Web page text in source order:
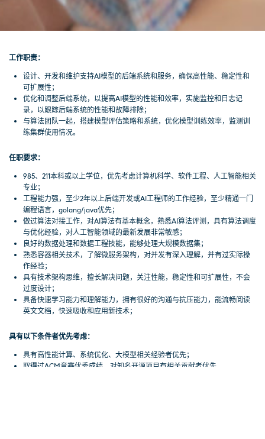
工作职责：
设计、开发和维护支持AI模型的后端系统和服务，确保高性能、稳定性和
可扩展性；
优化和调整后端系统，以提高AI模型的性能和效率，实施监控和日志记
录，以跟踪后端系统的性能和故障排除；
与算法团队一起，搭建模型评估策略和系统，优化模型训练效率，监测训
练集群使用情况。
任职要求：
985、211本科或以上学位，优先考虑计算机科学、软件工程、人工智能相关
专业；
工程能力强，至少2年以上后端开发或AI工程师的工作经验，至少精通一门
编程语言，golang/java优先；
做过算法对接工作，对AI算法有基本概念，熟悉AI算法评测，具有算法调度
与优化经验，对人工智能领域的最新发展非常敏感；
良好的数据处理和数据工程技能，能够处理大规模数据集；
熟悉容器相关技术，了解微服务架构，对并发有深入理解，并有过实际操
作经验；
具有技术架构思维，擅长解决问题，关注性能，稳定性和可扩展性，不会
过度设计；
具备快速学习能力和理解能力，拥有很好的沟通与抗压能力，能流畅阅读
英文文档，快速吸收和应用新技术；
具有以下条件者优先考虑：
具有高性能计算、系统优化、大模型相关经验者优先；
取得过ACM竞赛优秀成绩，对知名开源项目有相关贡献者优先。